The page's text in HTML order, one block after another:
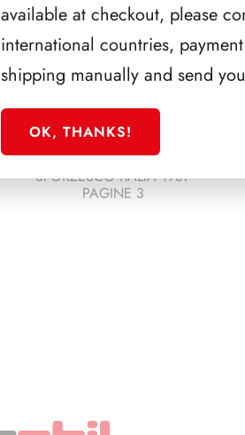
SFORZESCO ITALIA 1987
PAGINE 3
available at checkout, please
international countries,
shipping manually and send
OK, THANKS!